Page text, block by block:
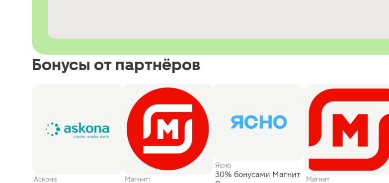
Бонусы от партнёров
Аскона Магнит:
Ясно
30% бонусами Магнит
Магнит